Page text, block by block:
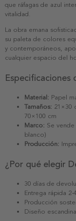
que ráfagas de azul
vitalidad.
La obra emana
su paleta de colores
y contemporáneos,
cualquier espacio del
Especificaciones
Material: Papel
Tamaños: 21×30
70×100 cm
Marco: Se
blanco)
Producción:
¿Por qué elegir
30 días de
Entrega rápida
Producción
Diseño